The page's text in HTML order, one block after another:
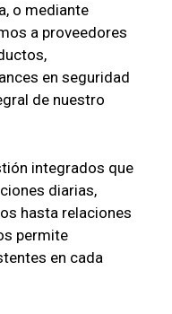
o mediante
a proveedores
en seguridad
de nuestro
integrados que
diarias,
hasta relaciones
permite
en cada